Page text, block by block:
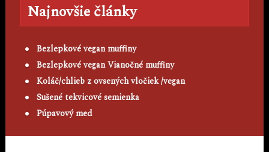
Najnovšie články
Bezlepkové vegan muffiny
Bezlepkové vegan Vianočné muffiny
Koláč/chlieb z ovsených vločiek /vegan
Sušené tekvicové semienka
Púpavový med